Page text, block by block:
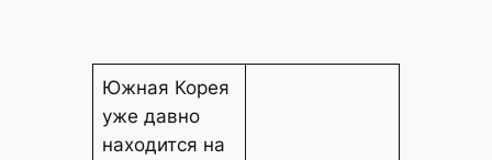
Южная Корея
уже давно
находится на